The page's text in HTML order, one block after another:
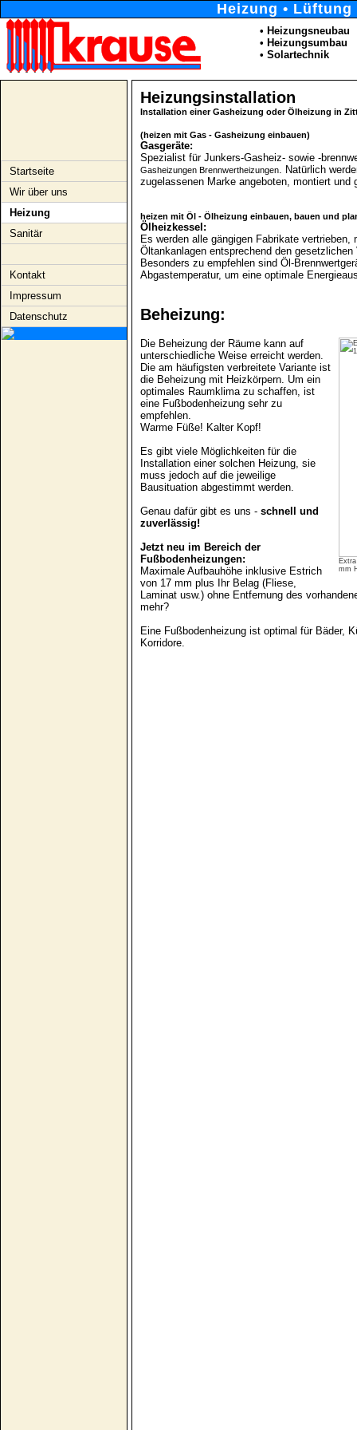
Heizung • Lüftung
• Heizungsneubau
• Heizungsumbau
• Solartechnik
Startseite
Wir über uns
Heizung
Sanitär
Kontakt
Impressum
Datenschutz
Heizungsinstallation
Installation einer Gasheizung oder Ölheizung in
(heizen mit Gas - Gasheizung einbauen)
Gasgeräte:
Spezialist für Junkers-Gasheiz- sowie -
Gasheizungen Brennwertheizungen
. Natürlich
zugelassenen Marke angeboten, montiert und
heizen mit Öl - Ölheizung einbauen, bauen und
Ölheizkessel:
Es werden alle gängigen Fabrikate vertrieben,
Öltankanlagen entsprechend den gesetzlichen
Besonders zu empfehlen sind Öl-
Abgastemperatur, um eine optimale
Beheizung:
mm
Die Beheizung der Räume kann auf
unterschiedliche Weise erreicht werden.
Die am häufigsten verbreitete Variante ist
die Beheizung mit Heizkörpern. Um ein
optimales Raumklima zu schaffen, ist
eine Fußbodenheizung sehr zu
empfehlen.
Warme Füße! Kalter Kopf!
Es gibt viele Möglichkeiten für die
Installation einer solchen Heizung, sie
muss jedoch auf die jeweilige
Bausituation abgestimmt werden.
Genau dafür gibt es uns - schnell und
zuverlässig!
Jetzt neu im Bereich der
Fußbodenheizungen:
Maximale Aufbauhöhe inklusive Estrich
von 17 mm plus Ihr Belag (Fliese,
Laminat usw.) ohne Entfernung des
mehr?
Eine Fußbodenheizung ist optimal für Bäder,
Korridore.